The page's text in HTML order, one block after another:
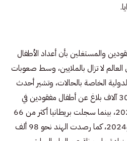
والمستغلين بأن أعداد الأطفال
لا تزال بالملايين، وسط صعوبات
الخاصة بالحالات، وتشير أحدث
البيانات إلى تسجيل أكثر من 305 آلاف بلاغ عن أطفال مفقودين في
الولايات المتحدة خلال عام 2025، بينما سجلت بريطانيا أكثر من 66
ألف حالة خلال عامي 2023 و2024، كما رصدت الهند نحو 98 ألف